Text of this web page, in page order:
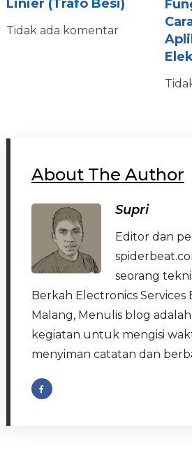
Linier (Trafo Besi)
Tidak ada komentar
About The Author
Supri
Editor dan
seorang
Berkah Electronics Services
Malang, Menulis blog
kegiatan untuk mengisi
menyiman catatan dan